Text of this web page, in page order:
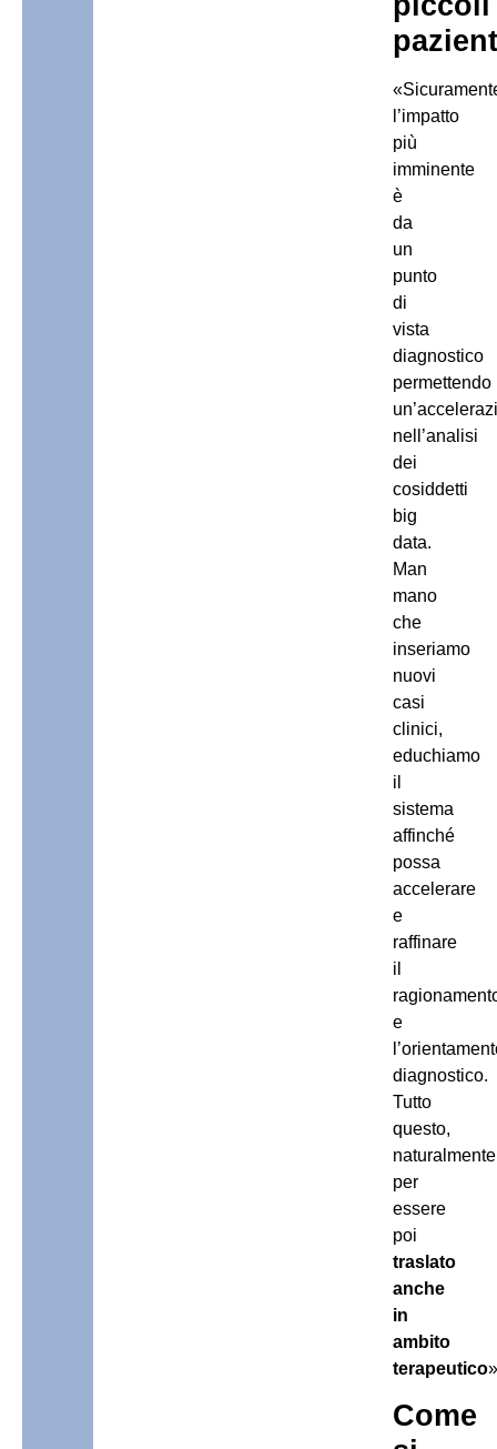
l’impatto
più
imminente
è
da
un
punto
di
vista
diagnostico
permettendo
nell’analisi
dei
cosiddetti
big
data.
Man
mano
che
inseriamo
nuovi
casi
clinici,
educhiamo
il
sistema
affinché
possa
accelerare
e
raffinare
il
e
diagnostico.
Tutto
questo,
per
essere
poi
traslato
anche
in
ambito
terapeutico
Come